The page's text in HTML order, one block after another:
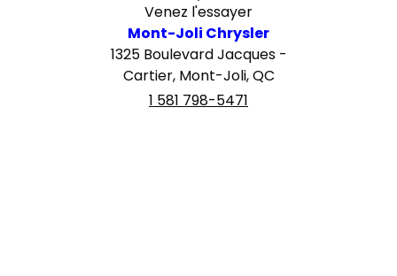
Venez l'essayer
Mont-Joli Chrysler
1325 Boulevard Jacques -
Cartier, Mont-Joli, QC
1 581 798-5471